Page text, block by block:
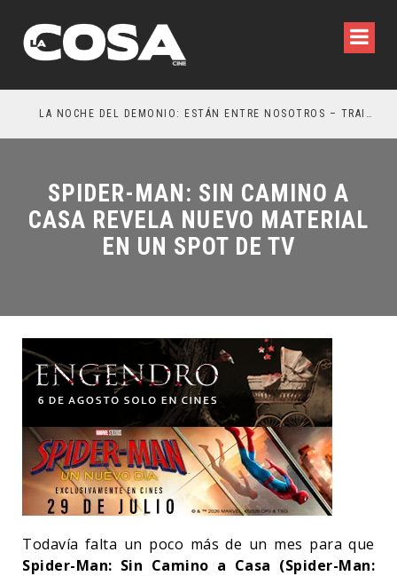
LA NOCHE DEL DEMONIO: ESTÁN ENTRE NOSOTROS – TRAILER FINAL
SPIDER-MAN: SIN CAMINO A
CASA REVELA NUEVO MATERIAL
EN UN SPOT DE TV
Todavía falta un poco más de un mes para que
Spider-Man: Sin Camino a Casa (Spider-Man: